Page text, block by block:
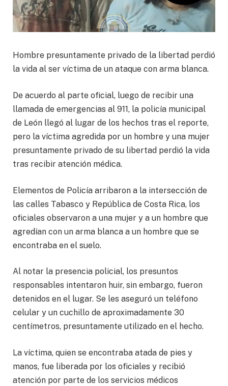
Hombre presuntamente privado de la libertad perdió
la vida al ser víctima de un ataque con arma blanca.
De acuerdo al parte oficial, luego de recibir una
llamada de emergencias al 911, la policía municipal
de León llegó al lugar de los hechos tras el reporte,
pero la víctima agredida por un hombre y una mujer
presuntamente privado de su libertad perdió la vida
tras recibir atención médica.
Elementos de Policía arribaron a la intersección de
las calles Tabasco y República de Costa Rica, los
oficiales observaron a una mujer y a un hombre que
agredían con un arma blanca a un hombre que se
encontraba en el suelo.
Al notar la presencia policial, los presuntos
responsables intentaron huir, sin embargo, fueron
detenidos en el lugar. Se les aseguró un teléfono
celular y un cuchillo de aproximadamente 30
centímetros, presuntamente utilizado en el hecho.
La víctima, quien se encontraba atada de pies y
manos, fue liberada por los oficiales y recibió
atención por parte de los servicios médicos